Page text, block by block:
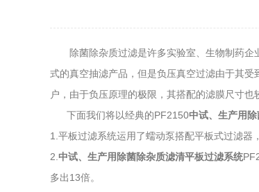
除菌除杂质过滤是许多实验室、生物制药企
式的真空抽滤产品，但是负压真空过滤由于其
户，由于负压原理的极限，其搭配的滤膜尺寸
下面我们将以经典的PF2150中试、生产用
1.平板过滤系统运用了蠕动泵搭配平板式过滤器
2. 中试、生产用除菌除杂质滤清平板过滤系统
多出13倍。